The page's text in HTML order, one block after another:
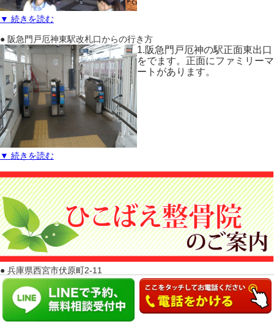
▼ 続きを読む
● 阪急門戸厄神東駅改札口からの行き方
1.阪急門戸厄神の駅正面東出口
をでます。正面にファミリーマ
ートがあります。
▼ 続きを読む
● 兵庫県西宮市伏原町2-11
● 西宮北口駅 北出口から徒歩13分 門戸厄神駅東出口から徒歩6分
平日
10:00～19:30
土曜
9:00～17:00
定休日
日曜・祝日